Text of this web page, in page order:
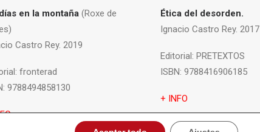
en la montaña (Roxe de
Castro Rey. 2019
fronterad
9788494858130
Ética del desorden.
Ignacio Castro Rey. 2017
Editorial: PRETEXTOS
ISBN: 9788416906185
+ INFO